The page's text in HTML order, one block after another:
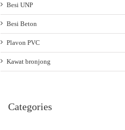
Besi UNP
Besi Beton
Plavon PVC
Kawat bronjong
Categories